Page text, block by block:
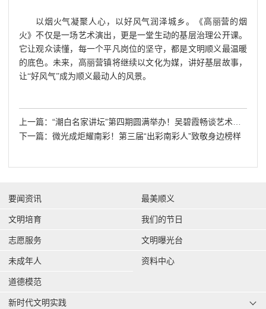
以烟火气凝聚人心，以好风气润泽城乡。《高丽营的烟
火》不仅是一场艺术演出，更是一堂生动的基层治理公开课。
它让观众读懂，每一个平凡岗位的坚守，都是文明顺义最温暖
的底色。未来，高丽营镇将继续以文化为媒，讲好基层故事，
让“好风气”成为顺义最动人的风景。
下一篇：微光成炬耀南彩！第三届“出彩南彩人”致敬身边榜样
要闻资讯
文明培育
志愿服务
未成年人
道德模范
最美顺义
我们的节日
文明曝光台
资料中心
新时代文明实践